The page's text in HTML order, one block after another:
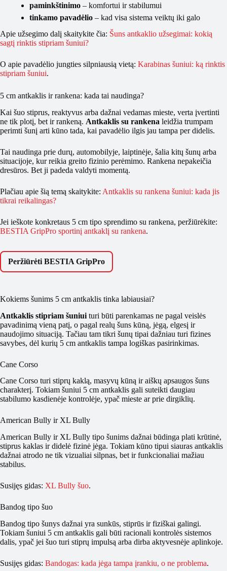
paminkštinimo – komfortui ir stabilumui
tinkamo pavadėlio – kad visa sistema veiktų iki galo
Apie užsegimo dalį skaitykite čia: Šuns antkaklio užsegimai: kokią
sagtį rinktis stipriam šuniui?
O apie pavadėlio jungties silpniausią vietą: Karabinas šuniui: ką rinktis
stipriam šuniui.
5 cm antkaklis ir rankena: kada tai naudinga?
Kai šuo stiprus, reaktyvus arba dažnai vedamas mieste, verta įvertinti
ne tik plotį, bet ir rankeną. Antkaklis su rankena leidžia trumpam
perimti šunį arti kūno tada, kai pavadėlio ilgis jau tampa per didelis.
Tai naudinga prie durų, automobilyje, laiptinėje, šalia kitų šunų arba
situacijoje, kur reikia greito fizinio perėmimo. Rankena nepakeičia
dresūros. Bet ji padeda valdyti momentą.
Plačiau apie šią temą skaitykite: Antkaklis su rankena šuniui: kada jis
tikrai reikalingas?
Jei ieškote konkretaus 5 cm tipo sprendimo su rankena, peržiūrėkite:
BESTIA GripPro sportinį antkaklį su rankena.
Peržiūrėti BESTIA GripPro
Kokiems šunims 5 cm antkaklis tinka labiausiai?
Antkaklis stipriam šuniui turi būti parenkamas ne pagal veislės
pavadinimą vieną patį, o pagal realų šuns kūną, jėgą, elgesį ir
naudojimo situaciją. Tačiau tam tikri šunų tipai dažniau turi fizines
savybes, dėl kurių 5 cm antkaklis tampa logiškas pasirinkimas.
Cane Corso
Cane Corso turi stiprų kaklą, masyvų kūną ir aiškų apsaugos šuns
charakterį. Tokiam šuniui 5 cm antkaklis gali suteikti daugiau
stabilumo kasdienėje kontrolėje, ypač mieste ar prie dirgiklių.
American Bully ir XL Bully
American Bully ir XL Bully tipo šunims dažnai būdinga plati krūtinė,
stiprus kaklas ir didelė fizinė jėga. Tokiam kūno tipui siauras antkaklis
dažnai atrodo ne tik vizualiai silpnas, bet ir funkcionaliai mažiau
stabilus.
Susijęs gidas: XL Bully šuo.
Bandog tipo šuo
Bandog tipo šunys dažnai yra sunkūs, stiprūs ir fiziškai galingi.
Tokiam šuniui 5 cm antkaklis gali būti racionali kontrolės sistemos
dalis, ypač jei šuo turi stiprų impulsą arba dirba aktyvesnėje aplinkoje.
Susijęs gidas: Bandogas: kada jėga tampa įrankiu, o ne problema.